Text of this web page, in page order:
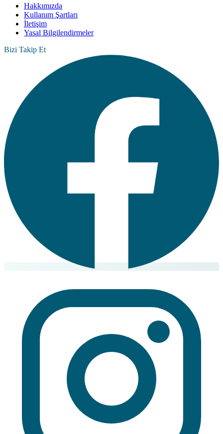
Hakkımızda
Kullanım Şartları
İletişim
Yasal Bilgilendirmeler
Bizi Takip Et